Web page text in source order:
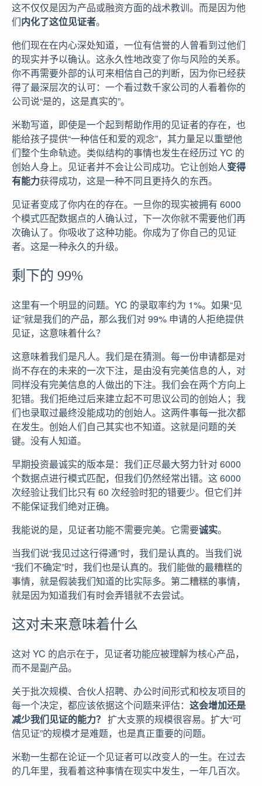
这不仅仅是因为产品或融资方面的战术教训。而是因为他
们内化了这位见证者。
他们现在在内心深处知道，一位有信誉的人曾看到过他们
的现实并予以确认。这永久性地改变了你与风险的关系。
你不再需要外部的认可来相信自己的判断，因为你已经获
得了最深层次的认可：一个看过数千家公司的人看着你的
公司说“是的，这是真实的”。
米勒写道，即使是一个起到帮助作用的见证者的存在，也
能给孩子提供“一种信任和爱的观念”，其力量足以重塑他
们整个生命轨迹。类似结构的事情也发生在经历过 YC 的
创始人身上。见证者并不会让公司成功。它让创始人变得
有能力获得成功，这是一种不同且更持久的东西。
见证者变成了你内在的存在。一旦你的现实被拥有 6000
个模式匹配数据点的人确认过，下一次你就不需要他们再
次确认了。你吸收了这种功能。你成为了你自己的见证
者。这是一种永久的升级。
剩下的 99%
这里有一个明显的问题。YC 的录取率约为 1%。如果“见
证”就是我们的产品，那么我们对 99% 申请的人拒绝提供
见证，这意味着什么？
这意味着我们是凡人。我们是在猜测。每一份申请都是对
尚不存在的未来的一次下注，是由没有完美信息的人，对
同样没有完美信息的人做出的下注。我们会在两个方向上
犯错。我们拒绝过后来建立起不可思议公司的创始人；我
们也录取过最终没能成功的创始人。这两件事每一批次都
在发生。创始人们自己其实也不知道。这就是问题的关
键。没有人知道。
早期投资最诚实的版本是：我们正尽最大努力针对 6000
个数据点进行模式匹配，但我们仍然经常出错。这 6000
次经验让我们比只有 60 次经验时犯的错要少。但它们并
不能保证我们绝对正确。
我能说的是，见证者功能不需要完美。它需要诚实。
当我们说“我见过这行得通”时，我们是认真的。当我们说
“我们不确定”时，我们也是认真的。我们能做的最糟糕的
事情，就是假装我们知道的比实际多。第二糟糕的事情，
就是因为知道我们有时会弄错就不去尝试。
这对未来意味着什么
这对 YC 的启示在于，见证者功能应被理解为核心产品，
而不是副产品。
关于批次规模、合伙人招聘、办公时间形式和校友项目的
每一个决定，都应该依据这个问题来评估： 这会增加还是
减少我们见证的能力？ 扩大支票的规模很容易。扩大“可
信见证”的规模才是难题，也是真正重要的问题。
米勒一生都在论证一个见证者可以改变人的一生。在过去
的几年里，我看着这种事情在现实中发生，一年几百次。